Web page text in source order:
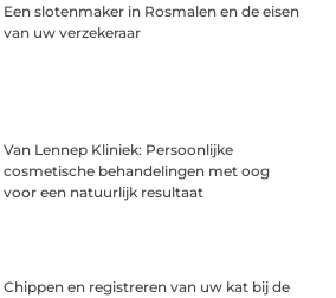
Een slotenmaker in Rosmalen en de eisen
van uw verzekeraar
Van Lennep Kliniek: Persoonlijke
cosmetische behandelingen met oog
voor een natuurlijk resultaat
Chippen en registreren van uw kat bij de